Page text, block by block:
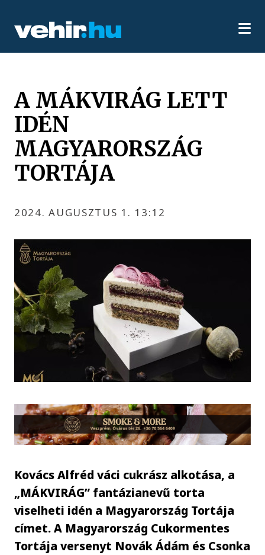
A MÁKVIRÁG LETT
IDÉN
MAGYARORSZÁG
TORTÁJA
2024. AUGUSZTUS 1. 13:12
Kovács Alfréd váci cukrász alkotása, a
„MÁKVIRÁG” fantázianevű torta
viselheti idén a Magyarország Tortája
címet. A Magyarország Cukormentes
Tortája versenyt Novák Ádám és Csonka